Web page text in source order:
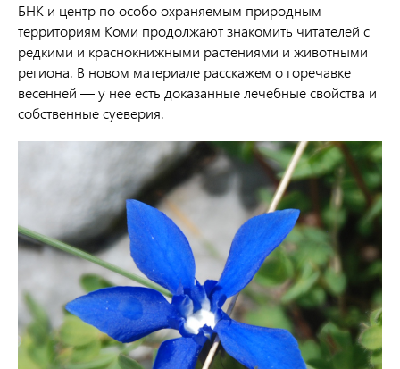
БНК и центр по особо охраняемым природным
территориям Коми продолжают знакомить читателей с
редкими и краснокнижными растениями и животными
региона. В новом материале расскажем о горечавке
весенней — у нее есть доказанные лечебные свойства и
собственные суеверия.